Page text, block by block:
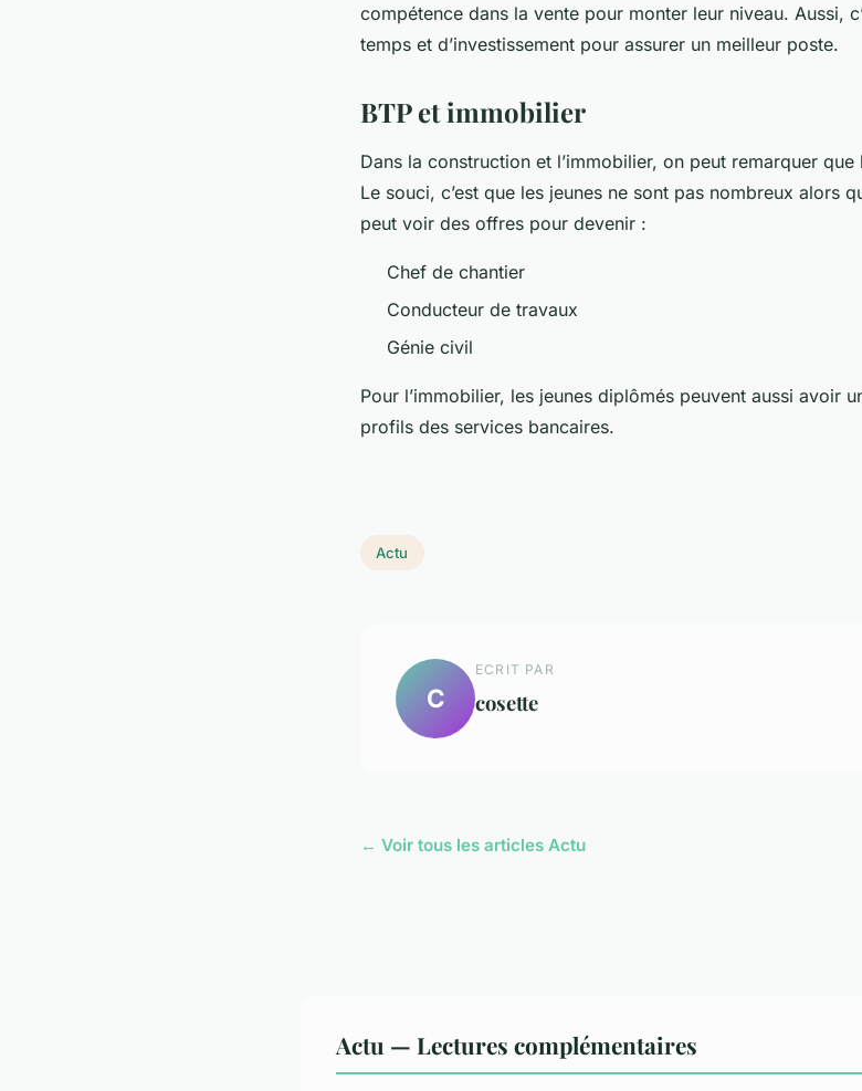
compétence dans la vente pour monter leur niveau. Aussi,
temps et d’investissement pour assurer un meilleur poste.
BTP et immobilier
Dans la construction et l’immobilier, on peut remarquer que
Le souci, c’est que les jeunes ne sont pas nombreux alors
peut voir des offres pour devenir :
Chef de chantier
Conducteur de travaux
Génie civil
Pour l’immobilier, les jeunes diplômés peuvent aussi avoir
profils des services bancaires.
Actu
C
ECRIT PAR
cosette
← Voir tous les articles Actu
Actu — Lectures complémentaires